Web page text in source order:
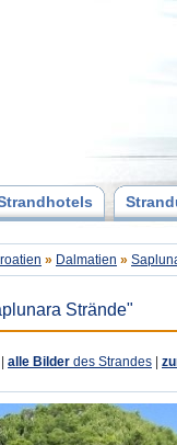
» Dalmatien »
Strände"
alle Bilder des Strandes